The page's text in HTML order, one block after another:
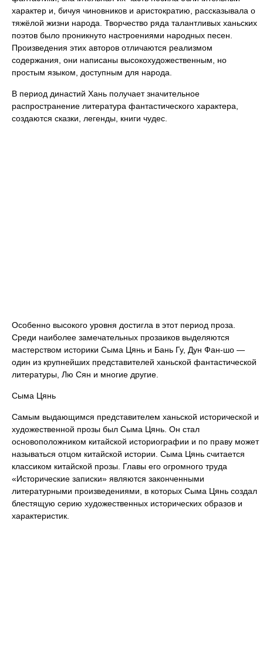
характер и, бичуя чиновников и аристократию, рассказывала о
тяжёлой жизни народа. Творчество ряда талантливых ханьских
поэтов было проникнуто настроениями народных песен.
Произведения этих авторов отличаются реализмом
содержания, они написаны высокохудожественным, но
простым языком, доступным для народа.
В период династий Хань получает значительное
распространение литература фантастического характера,
создаются сказки, легенды, книги чудес.
Особенно высокого уровня достигла в этот период проза.
Среди наиболее замечательных прозаиков выделяются
мастерством историки Сыма Цянь и Бань Гу, Дун Фан-шо —
один из крупнейших представителей ханьской фантастической
литературы, Лю Сян и многие другие.
Сыма Цянь
Самым выдающимся представителем ханьской исторической и
художественной прозы был Сыма Цянь. Он стал
основоположником китайской историографии и по праву может
называться отцом китайской истории. Сыма Цянь считается
классиком китайской прозы. Главы его огромного труда
«Исторические записки» являются законченными
литературными произведениями, в которых Сыма Цянь создал
блестящую серию художественных исторических образов и
характеристик.